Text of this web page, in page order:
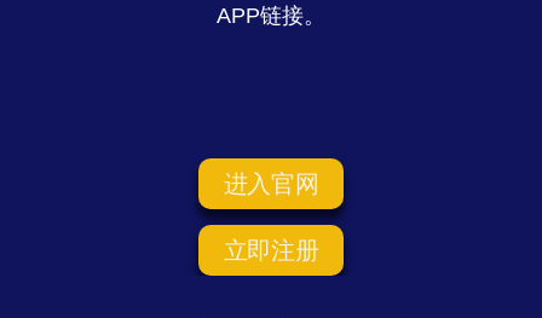
APP链接。
进入官网
立即注册